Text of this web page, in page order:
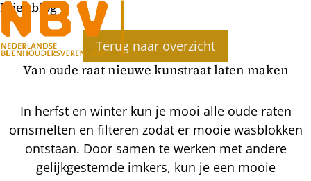
Bijenblog
Terug naar overzicht
Van oude raat nieuwe kunstraat laten maken
In herfst en winter kun je mooi alle oude raten
omsmelten en filteren zodat er mooie wasblokken
ontstaan. Door samen te werken met andere
gelijkgestemde imkers, kun je een mooie